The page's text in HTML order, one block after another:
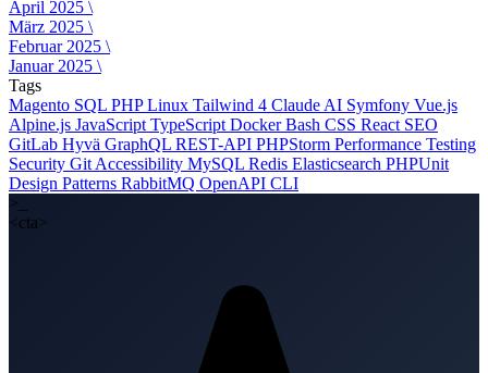
April 2025 \
März 2025 \
Februar 2025 \
Januar 2025 \
Tags
Magento SQL PHPLinux Tailwind 4 Claude AI Symfony Vue.js
Alpine.js JavaScript TypeScript DockerBash CSS React SEO
GitLab Hyvä GraphQL REST-API PHPStorm Performance Testing
Security Git Accessibility MySQL Redis Elasticsearch PHPUnit
Design Patterns RabbitMQ OpenAPI CLI
>_
<cta>